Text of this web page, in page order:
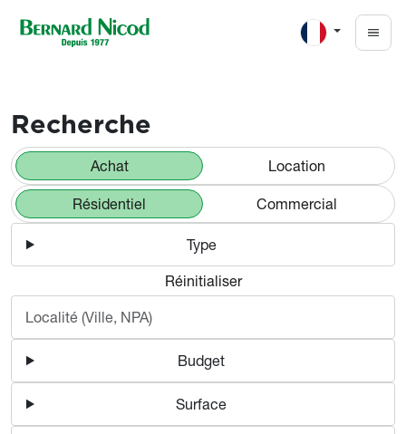
Appartements et maisons à
Recherche
Achat Location
Résidentiel Commercial
Type
Réinitialiser
Budget
Surface